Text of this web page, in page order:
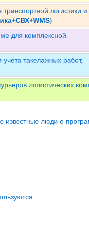
логистики и
)
для комплексной
такелажных работ,
логистических
известные люди о